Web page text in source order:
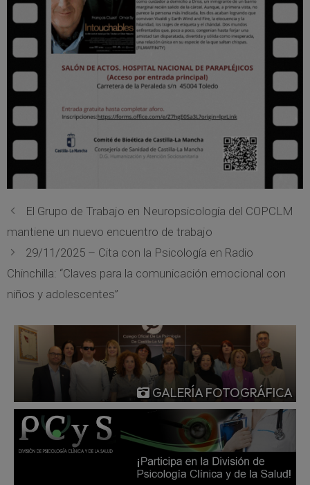
El Grupo de Trabajo en Neuropsicología del COPCLM
mantiene un nuevo encuentro de trabajo
29/11/2025 – Cita con la Psicología en Radio
Chinchilla: “Claves para la comunicación emocional con
niños y adolescentes”
GALERÍA FOTOGRÁFICA